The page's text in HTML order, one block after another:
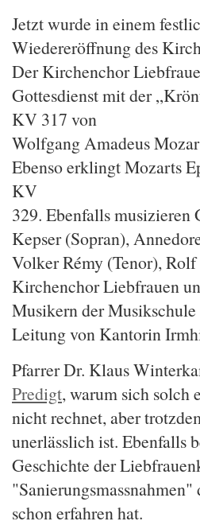
Jetzt wurde in einem
Wiedereröffnung des
Der Kirchenchor
Gottesdienst mit der
KV 317 von
Wolfgang Amadeus
Ebenso erklingt Mozarts
KV
329. Ebenfalls musizieren
Kepser (Sopran),
Volker Rémy (Tenor), Rolf
Kirchenchor Liebfrauen
Musikern der
Leitung von Kantorin
Pfarrer Dr. Klaus
Predigt, warum sich solch
nicht rechnet, aber
unerlässlich ist. Ebenfalls
Geschichte der
schon erfahren hat.